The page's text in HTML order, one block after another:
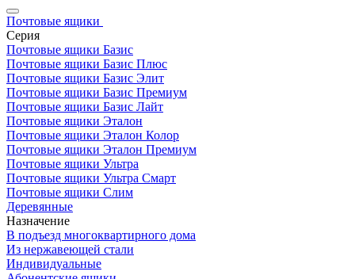
Почтовые ящики
Серия
Почтовые ящики Базис
Почтовые ящики Базис Плюс
Почтовые ящики Базис Элит
Почтовые ящики Базис Премиум
Почтовые ящики Базис Лайт
Почтовые ящики Эталон
Почтовые ящики Эталон Колор
Почтовые ящики Эталон Премиум
Почтовые ящики Ультра
Почтовые ящики Ультра Смарт
Почтовые ящики Слим
Деревянные
Назначение
В подъезд многоквартирного дома
Из нержавеющей стали
Индивидуальные